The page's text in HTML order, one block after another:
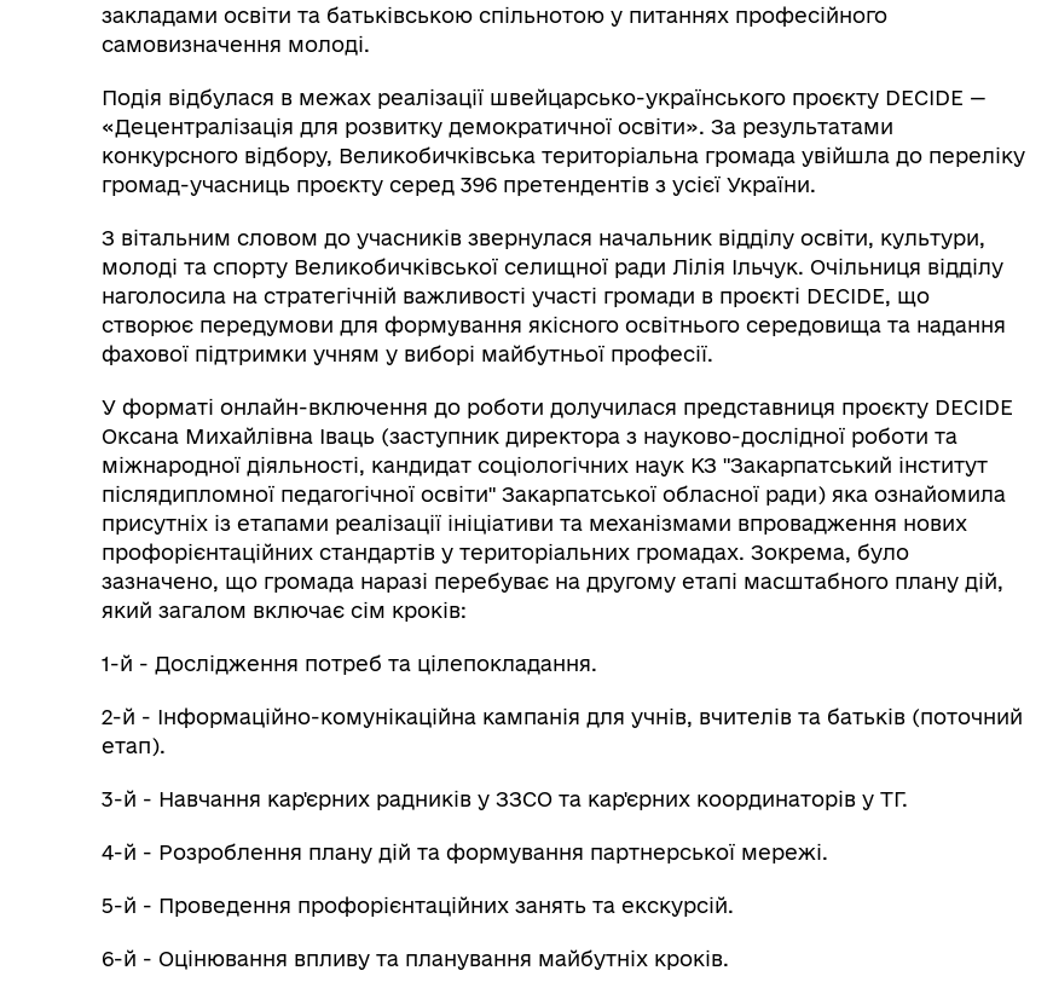
закладами освіти та батьківською спільнотою у питаннях професійного
самовизначення молоді.
Подія відбулася в межах реалізації швейцарсько-українського проєкту DECIDE —
«Децентралізація для розвитку демократичної освіти». За результатами
конкурсного відбору, Великобичківська територіальна громада увійшла до переліку
громад-учасниць проєкту серед 396 претендентів з усієї України.
З вітальним словом до учасників звернулася начальник відділу освіти, культури,
молоді та спорту Великобичківської селищної ради Лілія Ільчук. Очільниця відділу
наголосила на стратегічній важливості участі громади в проєкті DECIDE, що
створює передумови для формування якісного освітнього середовища та надання
фахової підтримки учням у виборі майбутньої професії.
У форматі онлайн-включення до роботи долучилася представниця проєкту DECIDE
Оксана Михайлівна Іваць (заступник директора з науково-дослідної роботи та
міжнародної діяльності, кандидат соціологічних наук КЗ "Закарпатський інститут
післядипломної педагогічної освіти" Закарпатської обласної ради) яка ознайомила
присутніх із етапами реалізації ініціативи та механізмами впровадження нових
профорієнтаційних стандартів у територіальних громадах. Зокрема, було
зазначено, що громада наразі перебуває на другому етапі масштабного плану дій,
який загалом включає сім кроків:
1-й - Дослідження потреб та цілепокладання.
2-й - Інформаційно-комунікаційна кампанія для учнів, вчителів та батьків (поточний
етап).
3-й - Навчання кар'єрних радників у ЗЗСО та кар'єрних координаторів у ТГ.
4-й - Розроблення плану дій та формування партнерської мережі.
5-й - Проведення профорієнтаційних занять та екскурсій.
6-й - Оцінювання впливу та планування майбутніх кроків.